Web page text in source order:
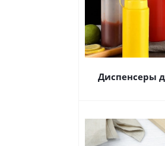
Диспенсеры